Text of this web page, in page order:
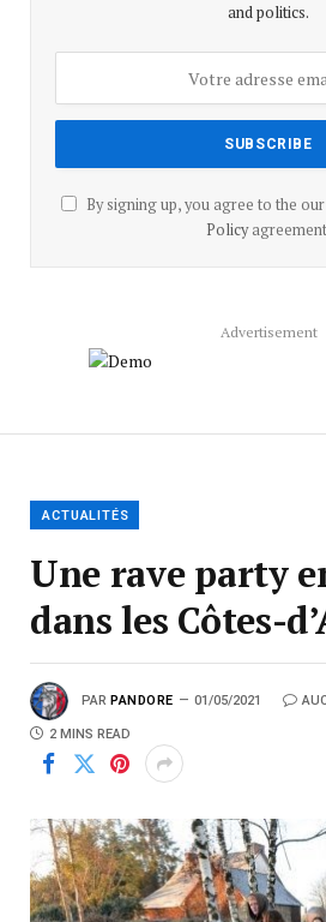
and politics.
By signing up, you agree to the
Policy
Advertisement
ACTUALITÉS
Une rave party
dans les Côtes-
PAR PANDORE 01/05/2021
2 MINS READ